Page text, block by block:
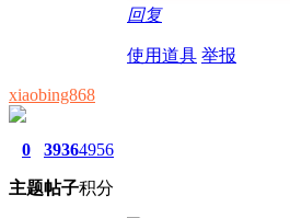
回复
使用道具 举报
xiaobing868
0
主题
3936
帖子
4956
积分